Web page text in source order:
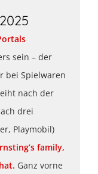
sein – der
bei Spielwaren
nach der
drei
Playmobil)
family,
Ganz vorne